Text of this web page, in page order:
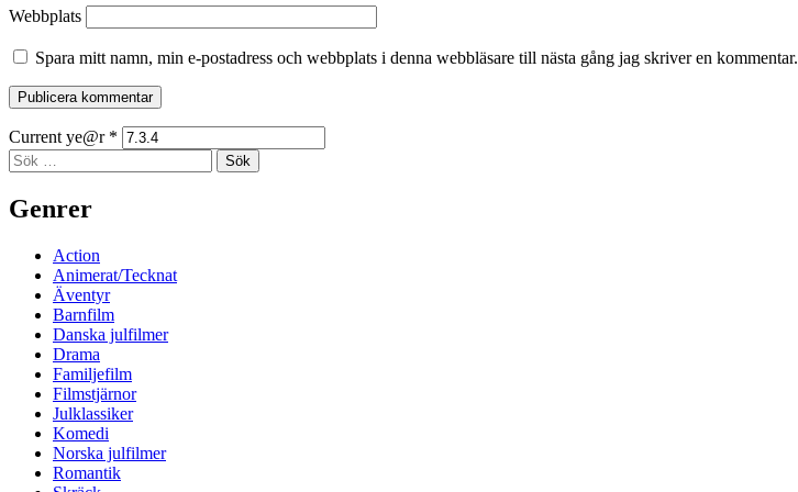
Webbplats
Spara mitt namn, min e-postadress och webbplats i denna webbläsare till nästa gång jag skriver en kommentar.
Current ye@r *
Sidopanel
Sök
efter:
Genrer
Action
Animerat/Tecknat
Äventyr
Barnfilm
Danska julfilmer
Drama
Familjefilm
Filmstjärnor
Julklassiker
Komedi
Norska julfilmer
Romantik